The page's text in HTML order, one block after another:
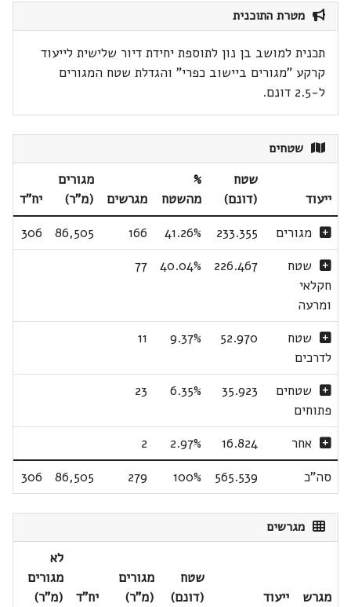
מטרת התוכנית
תכנית למושב בן נון לתוספת יחידת דיור שלישית לייעוד
קרקע "מגורים ביישוב כפרי" והגדלת שטח המגורים
ל-2.5 דונם.
שטחים
ייעוד
שטח
(דונם)
%
מהשטח
מגרשים
מגורים
(מ"ר)
יח"ד
מגורים
233.355
41.26%
166
86,505
306
שטח
חקלאי
ומרעה
226.467
40.04%
77
שטח
לדרכים
52.970
9.37%
11
שטחים
פתוחים
35.923
6.35%
23
אחר 16.824
2.97%
2
סה"כ
565.539
100%
279
86,505
306
מגרשים
מגרש ייעוד
שטח
(דונם)
מגורים
(מ"ר)
יח"ד
לא
מגורים
(מ"ר)